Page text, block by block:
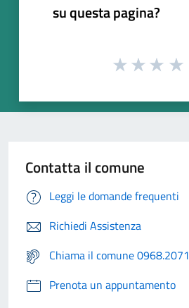
su questa pagina?
Contatta il comune
Leggi le domande frequenti
Richiedi Assistenza
Chiama il comune 0968.2071
Prenota un appuntamento